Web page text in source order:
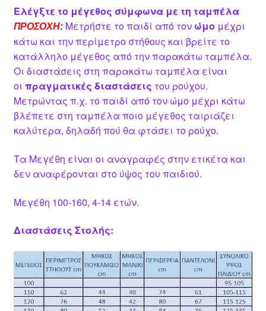
Ελέγξτε το μέγεθος σύμφωνα με τη ταμπέλα
ΠΡΟΣΟΧΗ: Μετρήστε το παιδί από τον ώμο μέχρι
κάτω και την περίμετρο στήθους και βρείτε το
κατάλληλο μέγεθος από την παρακάτω ταμπέλα.
Οι διαστάσεις στη παρακάτω ταμπέλα είναι
οι πραγματικές διαστάσεις του ρούχου.
Μετρώντας π.χ. το παιδί από τον ώμο μέχρι κάτω
βλέπετε στη ταμπέλα ποιο μέγεθος ταιριάζει
καλύτερα, δηλαδή πού θα φτάσει το ρούχο.
Τα Μεγέθη είναι οι αναγραφές στην ετικέτα και
δεν αναφέρονται στο ύψος του παιδιού.
Μεγέθη 100-160, 4-14 ετών.
Διαστάσεις Στολής: